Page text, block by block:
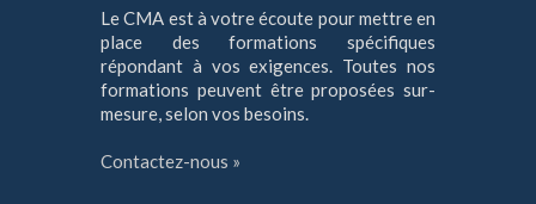
Le CMA est à votre écoute pour mettre en
place des formations spécifiques
répondant à vos exigences. Toutes nos
formations peuvent être proposées sur-
mesure, selon vos besoins.
Contactez-nous »